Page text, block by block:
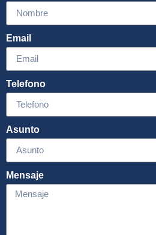
Email
Telefono
Asunto
Mensaje